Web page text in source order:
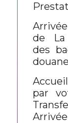
de La
des
par